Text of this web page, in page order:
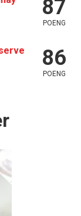
87
POENG
86
POENG